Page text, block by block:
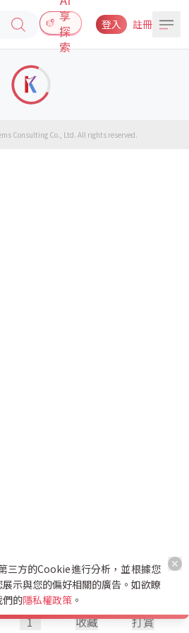
享
探
索
登入 註冊
1 收藏 打賞
Consulting Co., Ltd. All rights reserved.
三方的Cookie進行分析，並根據您
示與您的偏好相關的廣告。如欲瞭
們的隱私權政策 。